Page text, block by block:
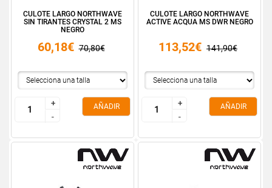
CULOTE LARGO NORTHWAVE
SIN TIRANTES CRYSTAL 2 MS
NEGRO
60,18€ 70,80€
+
-
+
-
AÑADIR
CULOTE LARGO NORTHWAVE
ACTIVE ACQUA MS DWR NEGRO
113,52€ 141,90€
+
-
+
-
AÑADIR